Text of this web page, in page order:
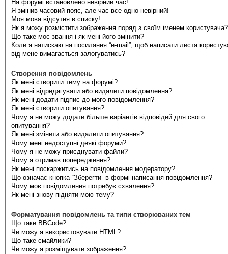
На форумі встановлено невірний час!
Я змінив часовий пояс, але час все одно невірний!
Моя мова відсутня в списку!
Як я можу розмістити зображення поряд з своїм іменем користувача?
Що таке моє звання і як мені його змінити?
Коли я натискаю на посилання “e-mail”, щоб написати листа
від мене вимагається залогуватись?
Створення повідомлень
Як мені створити тему на форумі?
Як мені відредагувати або видалити повідомлення?
Як мені додати підпис до мого повідомлення?
Як мені створити опитування?
Чому я не можу додати більше варіантів відповідей для свого
опитування?
Як мені змінити або видалити опитування?
Чому мені недоступні деякі форуми?
Чому я не можу приєднувати файли?
Чому я отримав попередження?
Як мені поскаржитись на повідомлення модератору?
Що означає кнопка “Зберегти” в формі написання повідомлення?
Чому моє повідомлення потребує схвалення?
Як мені знову підняти мою тему?
Форматування повідомлень та типи створюваних тем
Що таке BBCode?
Чи можу я використовувати HTML?
Що таке смайлики?
Чи можу я розміщувати зображення?